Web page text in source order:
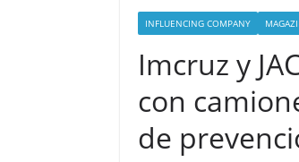
INFLUENCING COMPANY
Imcruz y
con
de